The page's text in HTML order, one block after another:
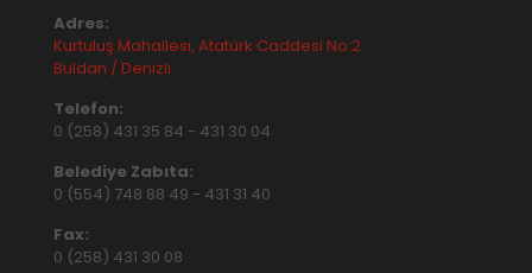
Adres:
Kurtuluş Mahallesi, Atatürk Caddesi No:2
Buldan / Denizli
Telefon:
0 (258) 431 35 84 - 431 30 04
Belediye Zabıta:
0 (554) 748 88 49 - 431 31 40
Fax:
0 (258) 431 30 08